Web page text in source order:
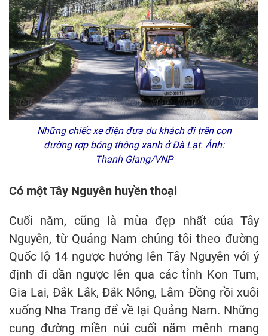
Những chiếc xe điện đưa du khách đi trên con
đường rợp bóng thông xanh ở Đà Lạt. Ảnh:
Thanh Giang/VNP
Có một Tây Nguyên huyền thoại
Cuối năm, cũng là mùa đẹp nhất của Tây
Nguyên, từ Quảng Nam chúng tôi theo đường
Quốc lộ 14 ngược hướng lên Tây Nguyên với ý
định đi dần ngược lên qua các tỉnh Kon Tum,
Gia Lai, Đắk Lắk, Đắk Nông, Lâm Đồng rồi xuôi
xuống Nha Trang để về lại Quảng Nam. Những
cung đường miền núi cuối năm mênh mang